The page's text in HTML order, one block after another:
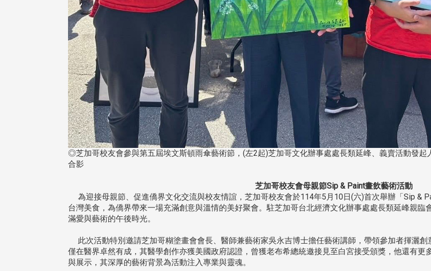
◎芝加哥校友會參與第五屆埃文斯頓雨傘藝術節，(左2起)芝加哥文化辦事處處長類延峰、義賣活動發
合影
芝加哥校友會母親節Sip & Paint畫飲藝術活動
為迎接母親節、促進僑界文化交流與校友情誼，芝加哥校友會於114年5月10日(六)首次舉辦「Sip &
台灣美食，為僑界帶來一場充滿創意與溫情的美好聚會。駐芝加哥台北經濟文化辦事處處長類延峰親
滿愛與藝術的午後時光。
此次活動特別邀請芝加哥糊塗畫會會長、醫師兼藝術家吳永吉博士擔任藝術講師，帶領參加者揮灑
僅在醫界卓然有成，其醫學創作亦獲美國政府認證，曾獲老布希總統邀接見至白宮接受頒獎，他還有
與展示，其深厚的藝術背景為活動注入專業與靈魂。